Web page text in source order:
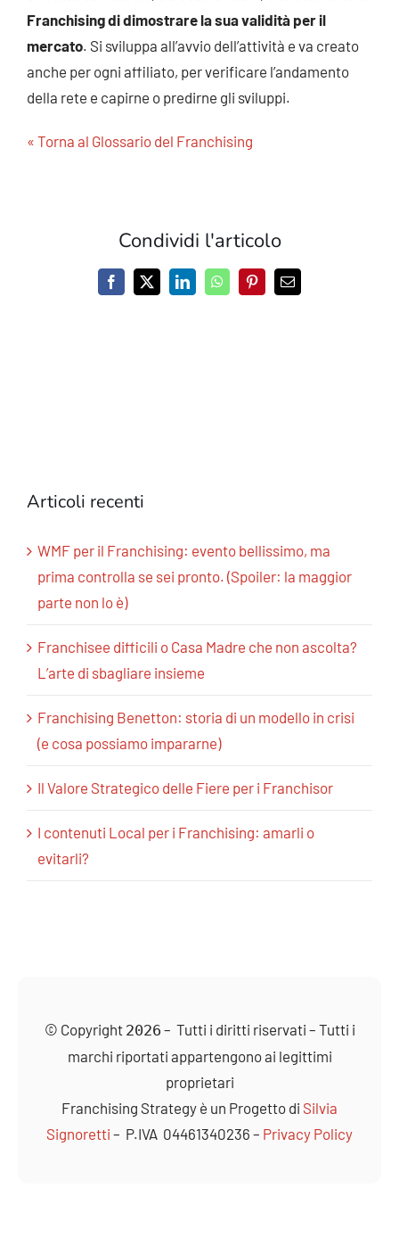
Franchisingdi dimostrare la sua validità per il
mercato. Si sviluppa all’avvio dell’attività e va creato
anche per ogni affiliato, per verificare l’andamento
della rete e capirne o predirne gli sviluppi.
« Torna al Glossario del Franchising
Condividi l'articolo
Facebook
X LinkedInWhatsAppPinterestEmail
Articoli recenti
WMF per il Franchising: evento bellissimo, ma
prima controlla se sei pronto. (Spoiler: la maggior
parte non lo è)
Franchisee difficili o Casa Madre che non ascolta?
L’arte di sbagliare insieme
Franchising Benetton: storia di un modello in crisi
(e cosa possiamo impararne)
Il Valore Strategico delle Fiere per i Franchisor
I contenuti Local per i Franchising: amarli o
evitarli?
© Copyright 2026 – Tutti i diritti riservati – Tutti i
marchi riportati appartengono ai legittimi
proprietari
Franchising Strategy è un Progetto di Silvia
Signoretti – P.IVA 04461340236 – Privacy Policy